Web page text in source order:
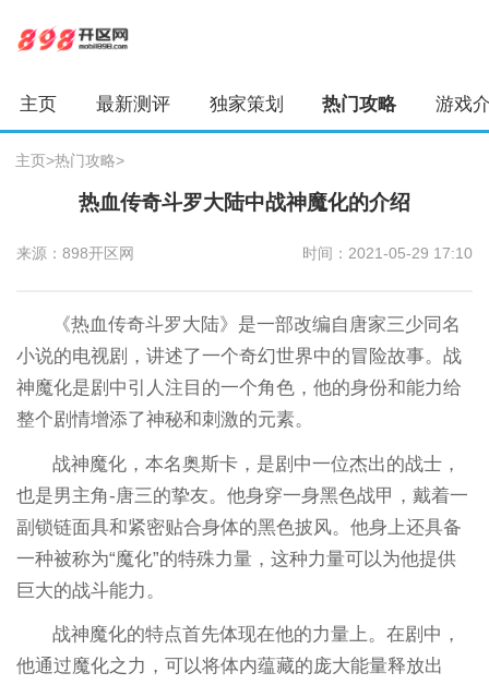
主页 最新测评 独家策划 热门攻略 游戏
主页>热门攻略>
热血传奇斗罗大陆中战神魔化的介绍
来源：898开区网 时间：2021-05-29 17:10
《热血传奇斗罗大陆》是一部改编自唐家三少同名
小说的电视剧，讲述了一个奇幻世界中的冒险故事。战
神魔化是剧中引人注目的一个角色，他的身份和能力给
整个剧情增添了神秘和刺激的元素。
战神魔化，本名奥斯卡，是剧中一位杰出的战士，
也是男主角-唐三的挚友。他身穿一身黑色战甲，戴着一
副锁链面具和紧密贴合身体的黑色披风。他身上还具备
一种被称为“魔化”的特殊力量，这种力量可以为他提供
巨大的战斗能力。
战神魔化的特点首先体现在他的力量上。在剧中，
他通过魔化之力，可以将体内蕴藏的庞大能量释放出